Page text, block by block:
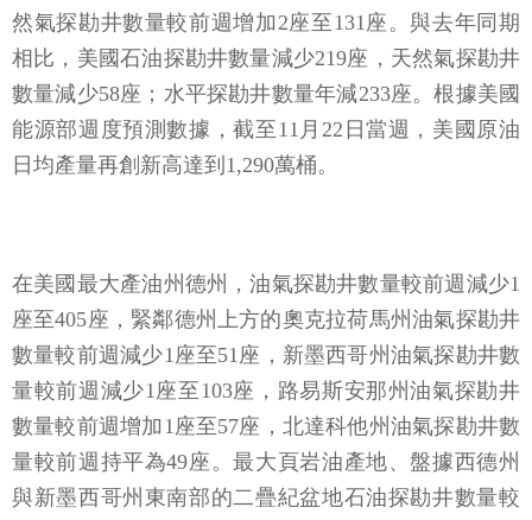
然氣探勘井數量較前週增加2座至131座。與去年同期
相比，美國石油探勘井數量減少219座，天然氣探勘井
數量減少58座；水平探勘井數量年減233座。根據美國
能源部週度預測數據，截至11月22日當週，美國原油
日均產量再創新高達到1,290萬桶。
在美國最大產油州德州，油氣探勘井數量較前週減少1
座至405座，緊鄰德州上方的奧克拉荷馬州油氣探勘井
數量較前週減少1座至51座，新墨西哥州油氣探勘井數
量較前週減少1座至103座，路易斯安那州油氣探勘井
數量較前週增加1座至57座，北達科他州油氣探勘井數
量較前週持平為49座。最大頁岩油產地、盤據西德州
與新墨西哥州東南部的二疊紀盆地石油探勘井數量較